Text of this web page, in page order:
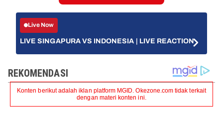
Live Now
LIVE SINGAPURA VS INDONESIA | LIVE REACTION